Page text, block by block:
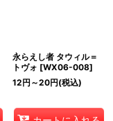
永らえし者 タウィル＝
トヴォ [WX06-008]
12円 ～20円(税込)